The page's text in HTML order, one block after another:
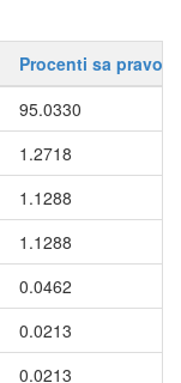
Procenti sa
95.0330
1.2718
1.1288
1.1288
0.0462
0.0213
0.0213